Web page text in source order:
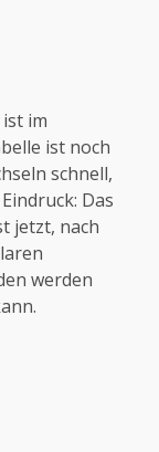
im
ist noch
schnell,
Das
jetzt, nach
werden